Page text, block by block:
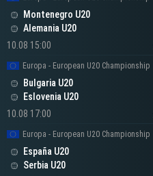
Montenegro U20
Alemania U20
10.08 15:00
Europa - European U20 Championship
Bulgaria U20
Eslovenia U20
10.08 17:00
Europa - European U20 Championship
España U20
Serbia U20